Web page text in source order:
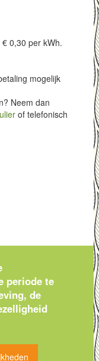
0,30 per kWh.
mogelijk
Neem dan
of telefonisch
periode te
de